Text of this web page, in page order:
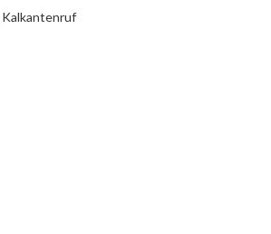
Kalkantenruf